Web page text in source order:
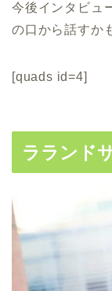
今後インタビュ
の口から話すか
[quads id=4]
ラランド